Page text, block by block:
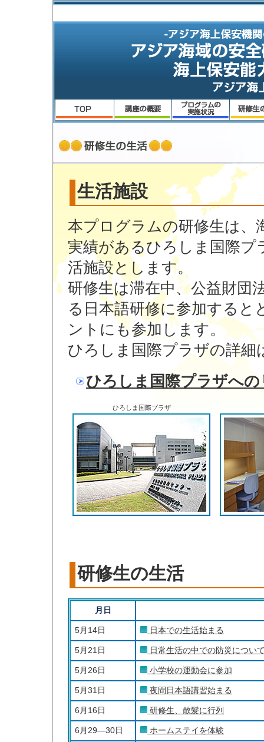
生活施設
本プログラムの研修生は、
実績があるひろしま国際プ
活施設とします。
研修生は滞在中、公益財団
る日本語研修に参加すると
ントにも参加します。
ひろしま国際プラザの詳
ひろしま国際プラザへ
ひろしま国際プラザ
研修生の生活
月日
5月14日 日本での生活始まる
5月21日 日常生活の中での防災につい
5月26日 小学校の運動会に参加
5月31日 夜間日本語講習始まる
6月16日 研修生、散髪に行列
6月29—30日 ホームステイを体験